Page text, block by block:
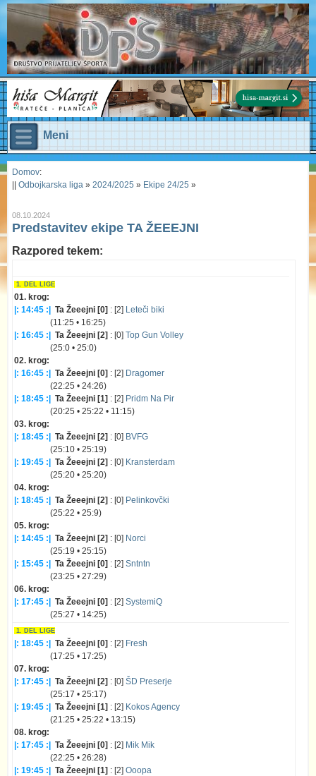
Meni
Domov:
Odbojkarska liga » 2024/2025 » Ekipe 24/25 »
08.10.2024
Predstavitev ekipe TA ŽEEEJNI
Razpored tekem:
1. DEL LIGE
01. krog:
|: 14:45 :| Ta Žeeejni [0] : [2] Leteči biki
(11:25 • 16:25)
|: 16:45 :| Ta Žeeejni [2] : [0] Top Gun Volley
(25:0 • 25:0)
02. krog:
|: 16:45 :| Ta Žeeejni [0] : [2] Dragomer
(22:25 • 24:26)
|: 18:45 :| Ta Žeeejni [1] : [2] Pridm Na Pir
(20:25 • 25:22 • 11:15)
03. krog:
|: 18:45 :| Ta Žeeejni [2] : [0] BVFG
(25:10 • 25:19)
|: 19:45 :| Ta Žeeejni [2] : [0] Kransterdam
(25:20 • 25:20)
04. krog:
|: 18:45 :| Ta Žeeejni [2] : [0] Pelinkovčki
(25:22 • 25:9)
05. krog:
|: 14:45 :| Ta Žeeejni [2] : [0] Norci
(25:19 • 25:15)
|: 15:45 :| Ta Žeeejni [0] : [2] Sntntn
(23:25 • 27:29)
06. krog:
|: 17:45 :| Ta Žeeejni [0] : [2] SystemiQ
(25:27 • 14:25)
1. DEL LIGE
|: 18:45 :| Ta Žeeejni [0] : [2] Fresh
(17:25 • 17:25)
07. krog:
|: 17:45 :| Ta Žeeejni [2] : [0] ŠD Preserje
(25:17 • 25:17)
|: 19:45 :| Ta Žeeejni [1] : [2] Kokos Agency
(21:25 • 25:22 • 13:15)
08. krog:
|: 17:45 :| Ta Žeeejni [0] : [2] Mik Mik
(22:25 • 26:28)
|: 19:45 :| Ta Žeeejni [1] : [2] Ooopa